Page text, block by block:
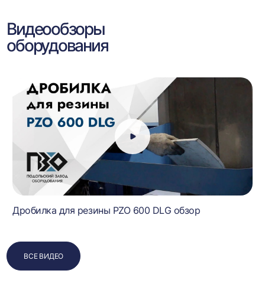
Видеообзоры
оборудования
Дробилка для резины PZO 600 DLG обзор
ВСЕ ВИДЕО